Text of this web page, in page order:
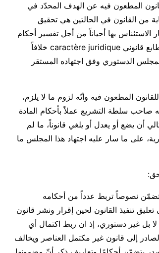
تمايز الأهداف المحدّدة في المادة ٣ من القانون المطعون فيه عن الهدف المحدّد في
من القانون في الحالتين هي تحقيق
الاستئناس بها أحياناً من أجل تفسير أحكام
القانون المطعون فيه والغاية منه، فإنها لا تتمتع بحدّ ذاتها بطابع قانوني caractère juridique خلافاً
الدستوري وفق اجتهاده المستقر
المطعون فيه وأنّه لزوم ما لا يلزم،
صاحب سلطة التشريع عملاً بأحكام المادة
أن يضع أو يعدل أو يلغي قانوناً، ما لم
على ما سار عليه اجتهاد هذا المجلس ما
تضمّن نصوصاً تربط عدداً من أحكامه
بصدور ﻗﺎﻨون لاحق، فًتشير المواد ٢ و١٤ و٣٧ إلى تعليق تنفيذ القانون لحين إقرار ونشر قانون
لا بل غير دستوري، إذ ان ربط اكتمال أي
إلى قانون غير مكتمل العناصر ويخالف